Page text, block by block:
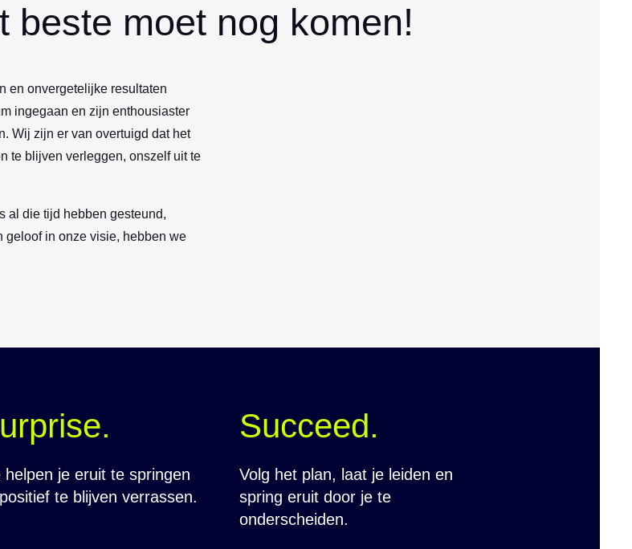
beste moet nog komen!
en onvergetelijke resultaten
ingegaan en zijn enthousiaster
Wij zijn er van overtuigd dat het
te blijven verleggen, onszelf uit te
al die tijd hebben gesteund,
in onze visie, hebben we
helpen je eruit te springen
te blijven verrassen.​
Succeed.
Volg het plan, laat je leiden en
spring eruit door je te
onderscheiden.​